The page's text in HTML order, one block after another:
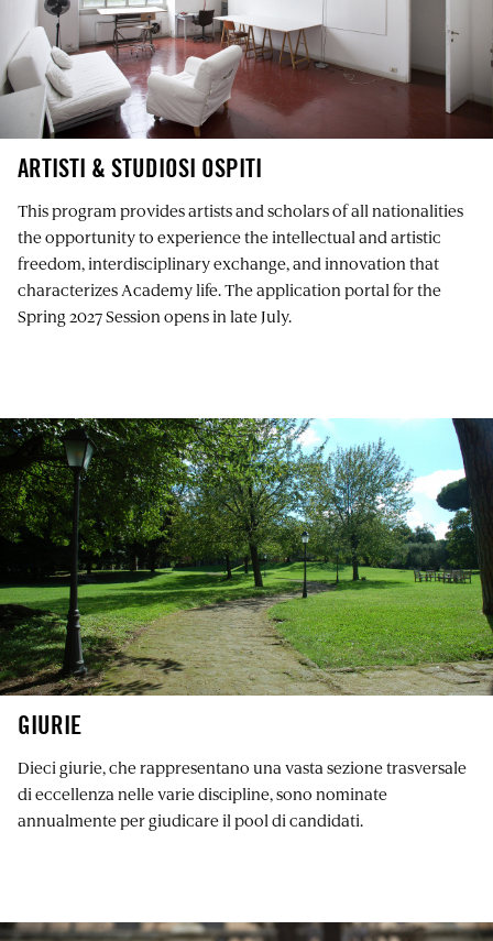
ARTISTI & STUDIOSI OSPITI
This program provides artists and scholars of all nationalities
the opportunity to experience the intellectual and artistic
freedom, interdisciplinary exchange, and innovation that
characterizes Academy life. The application portal for the
Spring 2027 Session opens in late July.
GIURIE
Dieci giurie, che rappresentano una vasta sezione trasversale
di eccellenza nelle varie discipline, sono nominate
annualmente per giudicare il pool di candidati.